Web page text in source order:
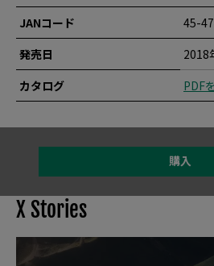
JANコード
45-
発売日
2018
カタログ
PDF
購入
X Stories